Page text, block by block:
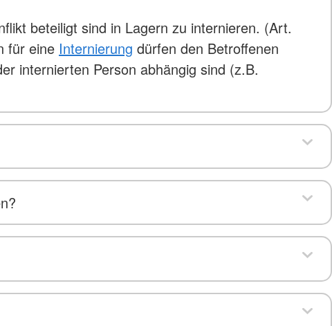
beteiligt sind in Lagern zu internieren. (Art.
für eine Internierung dürfen den Betroffenen
internierten Person abhängig sind (z.B.